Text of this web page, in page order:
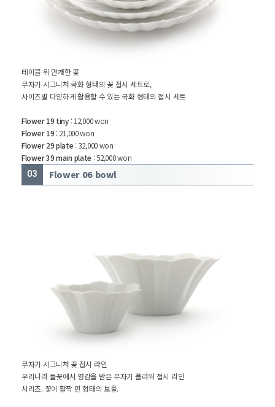
테이블 위 만개한 꽃
무자기 시그니처 국화 형태의 꽃 접시 세트로,
사이즈별 다양하게 활용할 수 있는 국화 형태의 접시 세트
Flower 19 tiny: 12,000 won
Flower 19 : 21,000 won
Flower 29 plate : 32,000 won
Flower 39 main plate : 52,000 won
03 Flower 06 bowl
무자기 시그니처 꽃 접시 라인
우리나라 들꽃에서 영감을 받은 무자기 플라워 접시 라인
시리즈. 꽃이 활짝 핀 형태의 보울.